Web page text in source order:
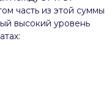
часть из этой суммы
высокий уровень